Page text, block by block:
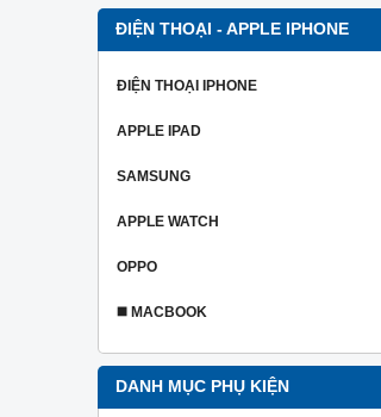
ĐIỆN THOẠI - APPLE IPHONE
ĐIỆN THOẠI IPHONE
APPLE IPAD
SAMSUNG
APPLE WATCH
OPPO
◼️ MACBOOK
DANH MỤC PHỤ KIỆN